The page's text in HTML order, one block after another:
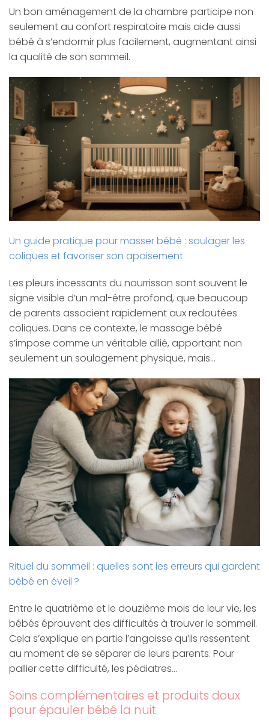
Un bon aménagement de la chambre participe non
seulement au confort respiratoire mais aide aussi
bébé à s’endormir plus facilement, augmentant ainsi
la qualité de son sommeil.
Un guide pratique pour masser bébé : soulager les
coliques et favoriser son apaisement
Les pleurs incessants du nourrisson sont souvent le
signe visible d’un mal-être profond, que beaucoup
de parents associent rapidement aux redoutées
coliques. Dans ce contexte, le massage bébé
s’impose comme un véritable allié, apportant non
seulement un soulagement physique, mais…
Rituel du sommeil : quelles sont les erreurs qui gardent
bébé en éveil ?
Entre le quatrième et le douzième mois de leur vie, les
bébés éprouvent des difficultés à trouver le sommeil.
Cela s’explique en partie l’angoisse qu’ils ressentent
au moment de se séparer de leurs parents. Pour
pallier cette difficulté, les pédiatres…
Soins complémentaires et produits doux
pour épauler bébé la nuit